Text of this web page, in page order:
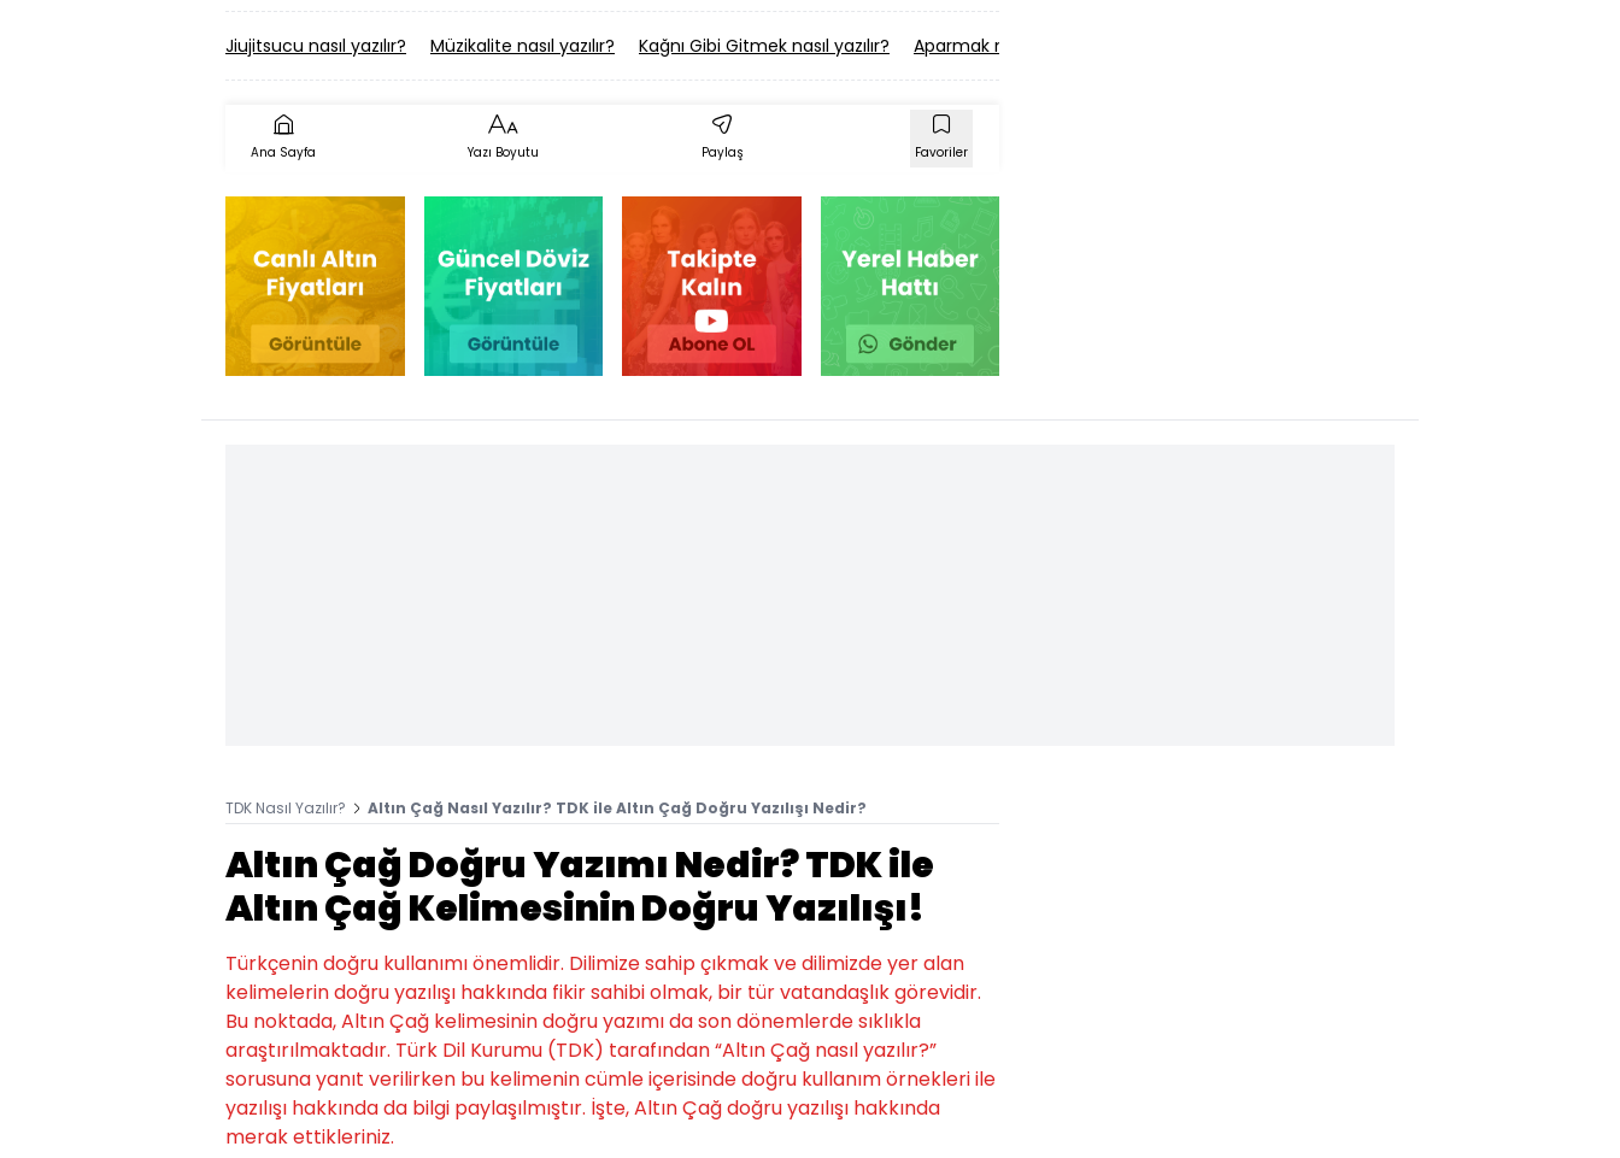
Jiujitsucu nasıl yazılır? Müzikalite nasıl yazılır? Kağnı Gibi Gitmek nasıl yazılır? Aparmak nasıl yazılır?
Ana Sayfa Yazı Boyutu Paylaş Favoriler
TDK Nasıl Yazılır? Altın Çağ Nasıl Yazılır? TDK ile Altın Çağ Doğru Yazılışı Nedir?
Altın Çağ Doğru Yazımı Nedir? TDK ile
Altın Çağ Kelimesinin Doğru Yazılışı!
Türkçenin doğru kullanımı önemlidir. Dilimize sahip çıkmak ve dilimizde yer alan
kelimelerin doğru yazılışı hakkında fikir sahibi olmak, bir tür vatandaşlık görevidir.
Bu noktada, Altın Çağ kelimesinin doğru yazımı da son dönemlerde sıklıkla
araştırılmaktadır. Türk Dil Kurumu (TDK) tarafından “Altın Çağ nasıl yazılır?”
sorusuna yanıt verilirken bu kelimenin cümle içerisinde doğru kullanım örnekleri ile
yazılışı hakkında da bilgi paylaşılmıştır. İşte, Altın Çağ doğru yazılışı hakkında
merak ettikleriniz.